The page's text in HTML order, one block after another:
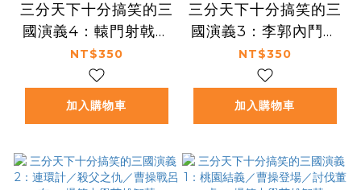
三分天下十分搞笑的三
國演義4：轅門射戟／
袁術稱帝／小沛危機
──爆笑中學英雄智慧
NT$350
加入購物車
三分天下十分搞笑的三
國演義3：李郭內鬥／
曹操救駕／張飛失徐州
──爆笑中學英雄智慧
NT$350
加入購物車